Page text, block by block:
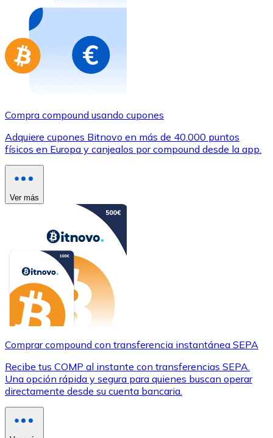
Ir a la tienda de tarjetas regalo
Compra compound usando cupones
Adquiere cupones Bitnovo en más de 40.000 puntos
físicos en Europa y canjealos por compound desde la app.
Ver más
Comprar compound con transferencia instantánea SEPA
Recibe tus COMP al instante con transferencias SEPA.
Una opción rápida y segura para quienes buscan operar
directamente desde su cuenta bancaria.